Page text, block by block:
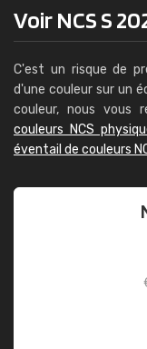
Voir NCS S
C'est un risque de
d'une couleur sur un
couleur, nous vous
couleurs NCS
éventail de couleurs